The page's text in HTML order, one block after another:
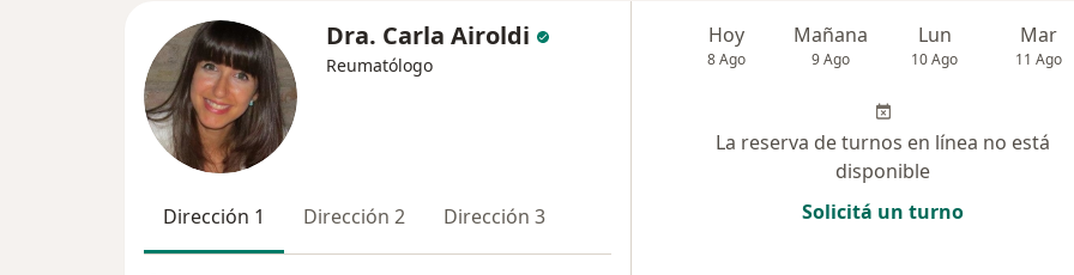
Dra. Carla Airoldi
Reumatólogo
Dirección 1 Dirección 2 Dirección 3
Hoy
8 Ago
Mañana
9 Ago
Lun
10 Ago
Mar
11 Ago
La reserva de turnos en línea no está
disponible
Solicitá un turno